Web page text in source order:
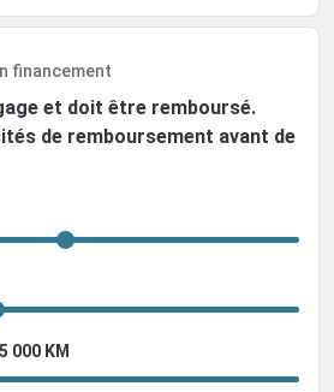
financement
et doit être remboursé.
de remboursement avant de
000 KM